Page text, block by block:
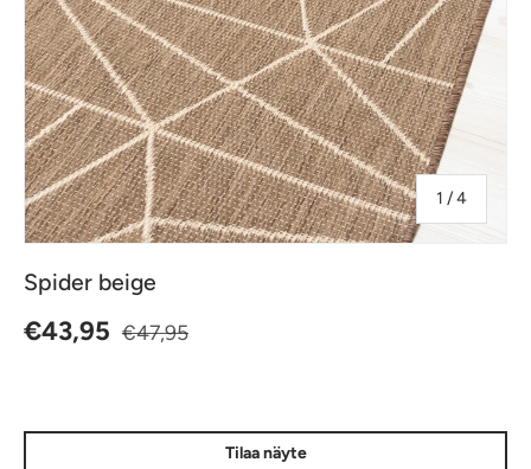
1 /jostakin
4
Spider beige
Alennushinta
€43,95 Normaalihinta
€47,95
Tilaa näyte